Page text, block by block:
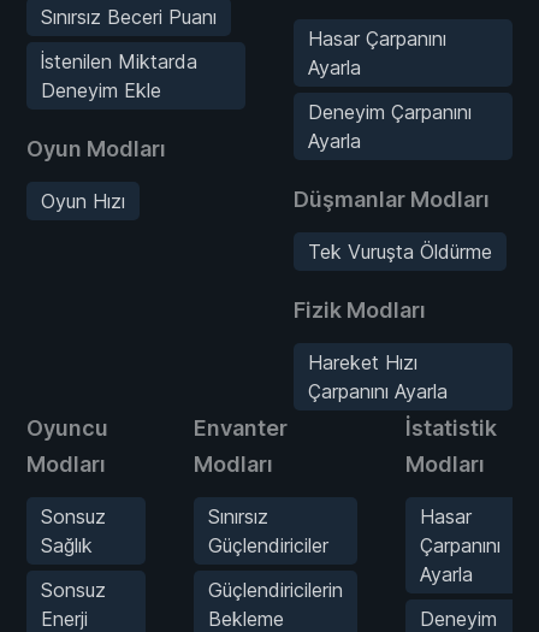
Sınırsız Beceri Puanı
İstenilen Miktarda
Deneyim Ekle
Oyun Modları
Oyun Hızı
Hasar Çarpanını
Ayarla
Deneyim Çarpanını
Ayarla
Düşmanlar Modları
Tek Vuruşta Öldürme
Fizik Modları
Hareket Hızı
Çarpanını Ayarla
Oyuncu
Modları
Sonsuz
Sağlık
Sonsuz
Enerji
Envanter
Modları
Sınırsız
Güçlendiriciler
Güçlendiricilerin
Bekleme
İstatistik
Modları
Hasar
Çarpanını
Ayarla
Deneyim